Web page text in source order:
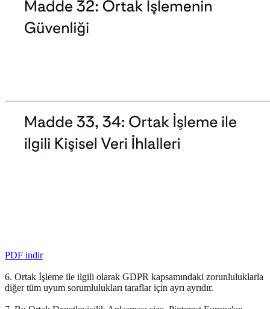
PDF indir
6. Ortak İşleme ile ilgili olarak GDPR kapsamındaki zorunluluklarla
diğer tüm uyum sorumlulukları taraflar için ayrı ayrıdır.